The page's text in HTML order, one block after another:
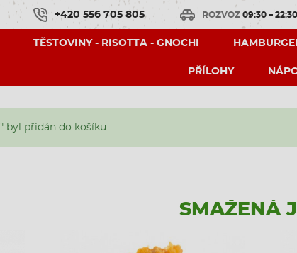
+420 556 705 805 ROZVOZ 09:30 – 22:30
TĚSTOVINY - RISOTTA - GNOCHI
PŘÍLOHY
byl přidán do košíku
SMAŽENÁ